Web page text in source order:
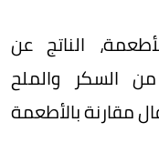
الناتج عن
السكر والملح
مقارنة بالأطعمة